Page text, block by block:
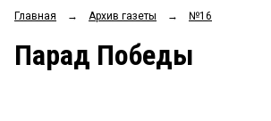
ОБЩЕСТВО
ЗАКОН
Главная → Архив газеты → №16
Парад Победы